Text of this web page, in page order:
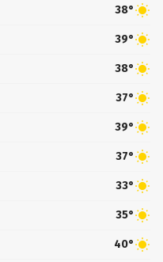
38°
39°
38°
37°
39°
37°
33°
35°
40°